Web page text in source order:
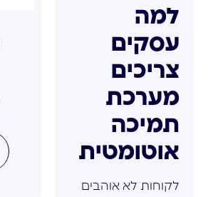
למה
עסקים
צריכים
מערכת
תמיכה
אוטומטית
לקוחות לא אוהבים